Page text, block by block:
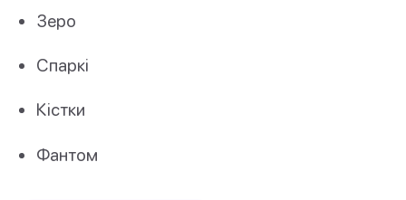
Зеро
Спаркі
Кістки
Фантом